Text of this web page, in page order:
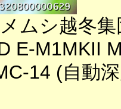
ムシ越冬集
E-M1MKII
14 (自動